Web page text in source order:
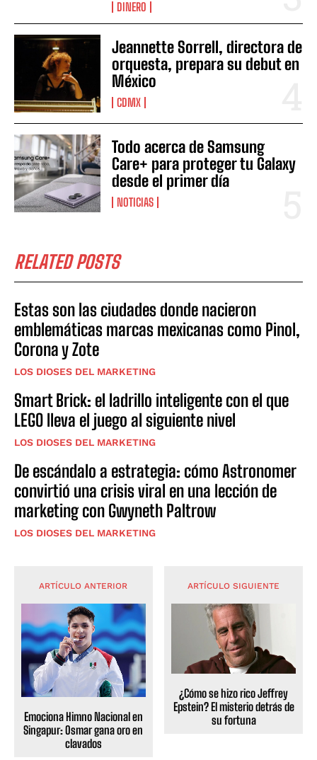
DINERO
Jeannette Sorrell, directora de
orquesta, prepara su debut en
México
CDMX
Todo acerca de Samsung
Care+ para proteger tu Galaxy
desde el primer día
NOTICIAS
RELATED POSTS
Estas son las ciudades donde nacieron
emblemáticas marcas mexicanas como Pinol,
Corona y Zote
LOS DIOSES DEL MARKETING
Smart Brick: el ladrillo inteligente con el que
LEGO lleva el juego al siguiente nivel
LOS DIOSES DEL MARKETING
De escándalo a estrategia: cómo Astronomer
convirtió una crisis viral en una lección de
marketing con Gwyneth Paltrow
LOS DIOSES DEL MARKETING
ARTÍCULO ANTERIOR
Emociona Himno Nacional en
Singapur: Osmar gana oro en
clavados
ARTÍCULO SIGUIENTE
¿Cómo se hizo rico Jeffrey
Epstein? El misterio detrás de
su fortuna